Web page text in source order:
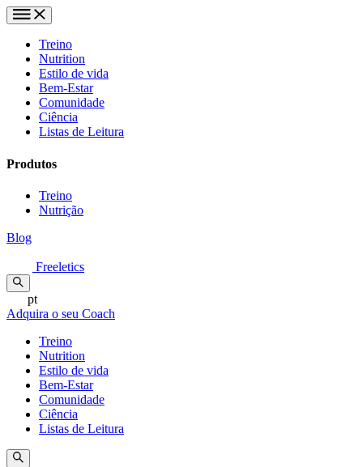
Treino
Nutrition
Estilo de vida
Bem-Estar
Comunidade
Ciência
Listas de Leitura
Produtos
Treino
Nutrição
Blog
Freeletics
pt
Adquira o seu Coach
Treino
Nutrition
Estilo de vida
Bem-Estar
Comunidade
Ciência
Listas de Leitura